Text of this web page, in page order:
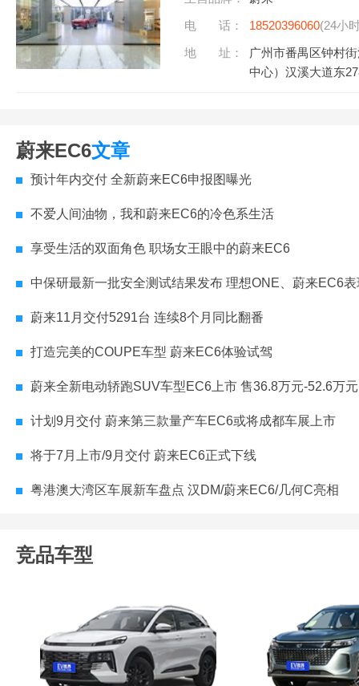
电 话：
18520396060(24小
地 址：
广州市番禺区钟村
中心）汉溪大道东
蔚来EC6文章
预计年内交付 全新蔚来EC6申报图曝光
不爱人间油物，我和蔚来EC6的冷色系生活
享受生活的双面角色 职场女王眼中的蔚来EC6
中保研最新一批安全测试结果发布 理想ONE、蔚来EC6
蔚来11月交付5291台 连续8个月同比翻番
打造完美的COUPE车型 蔚来EC6体验试驾
蔚来全新电动轿跑SUV车型EC6上市 售36.8万元-52.6万元
计划9月交付 蔚来第三款量产车EC6或将成都车展上市
将于7月上市/9月交付 蔚来EC6正式下线
粤港澳大湾区车展新车盘点 汉DM/蔚来EC6/几何C亮相
竞品车型